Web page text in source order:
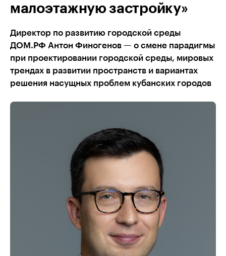
малоэтажную застройку»
Директор по развитию городской среды
ДОМ.РФ Антон Финогенов — о смене парадигмы
при проектировании городской среды, мировых
трендах в развитии пространств и вариантах
решения насущных проблем кубанских городов